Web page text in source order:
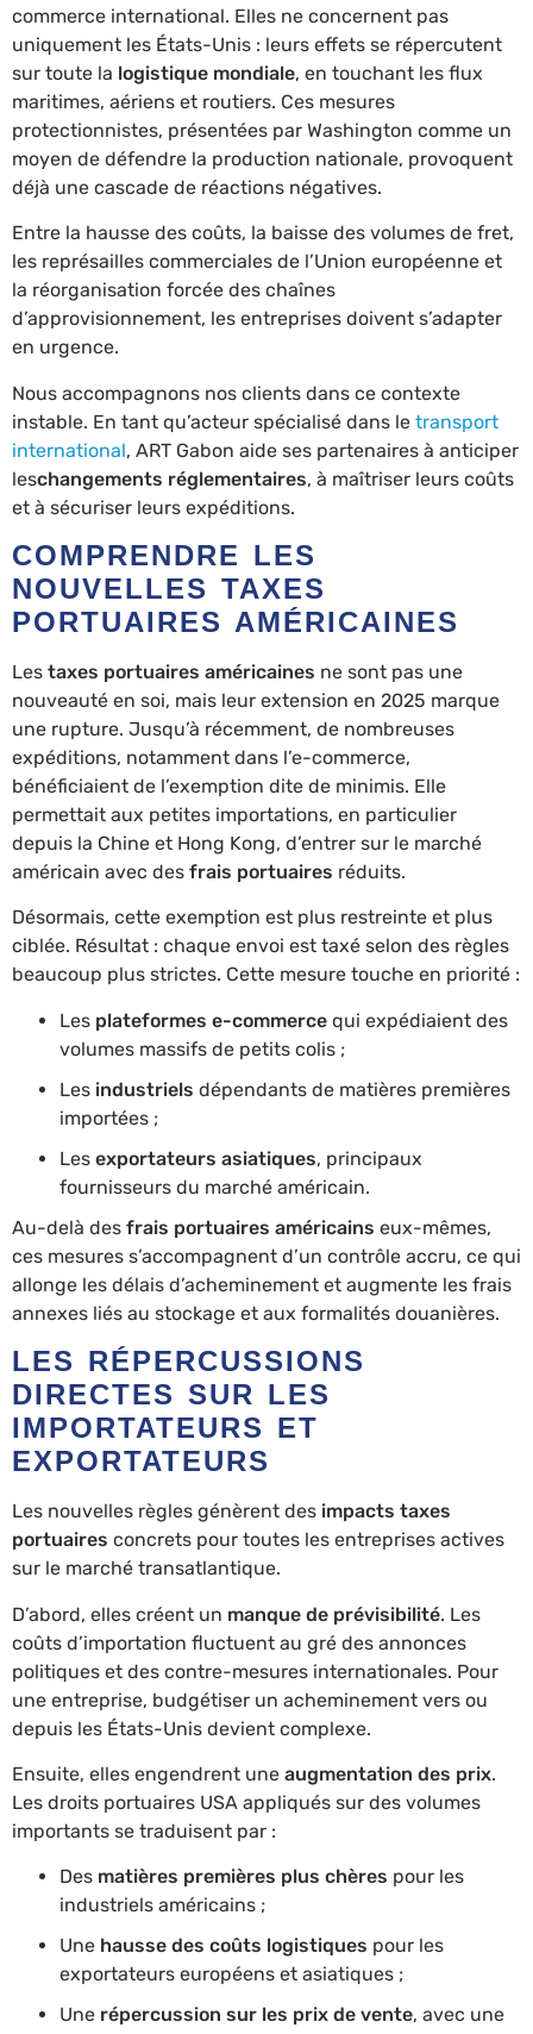
commerce international. Elles ne concernent pas
uniquement les États-Unis : leurs effets se répercutent
sur toute la logistique mondiale, en touchant les flux
maritimes, aériens et routiers. Ces mesures
protectionnistes, présentées par Washington comme un
moyen de défendre la production nationale, provoquent
déjà une cascade de réactions négatives.
Entre la hausse des coûts, la baisse des volumes de fret,
les représailles commerciales de l’Union européenne et
la réorganisation forcée des chaînes
d’approvisionnement, les entreprises doivent s’adapter
en urgence.
Nous accompagnons nos clients dans ce contexte
instable. En tant qu’acteur spécialisé dans le transport
international, ART Gabon aide ses partenaires à anticiper
leschangements réglementaires, à maîtriser leurs coûts
et à sécuriser leurs expéditions.
COMPRENDRE LES
NOUVELLES TAXES
PORTUAIRES AMÉRICAINES
Les taxes portuaires américaines ne sont pas une
nouveauté en soi, mais leur extension en 2025 marque
une rupture. Jusqu’à récemment, de nombreuses
expéditions, notamment dans l’e-commerce,
bénéficiaient de l’exemption dite de minimis. Elle
permettait aux petites importations, en particulier
depuis la Chine et Hong Kong, d’entrer sur le marché
américain avec des frais portuaires réduits.
Désormais, cette exemption est plus restreinte et plus
ciblée. Résultat : chaque envoi est taxé selon des règles
beaucoup plus strictes. Cette mesure touche en priorité :
Les plateformes e-commerce qui expédiaient des
volumes massifs de petits colis ;
Les industriels dépendants de matières premières
importées ;
Les exportateurs asiatiques, principaux
fournisseurs du marché américain.
Au-delà des frais portuaires américains eux-mêmes,
ces mesures s’accompagnent d’un contrôle accru, ce qui
allonge les délais d’acheminement et augmente les frais
annexes liés au stockage et aux formalités douanières.
LES RÉPERCUSSIONS
DIRECTES SUR LES
IMPORTATEURS ET
EXPORTATEURS
Les nouvelles règles génèrent des impacts taxes
portuaires concrets pour toutes les entreprises actives
sur le marché transatlantique.
D’abord, elles créent un manque de prévisibilité. Les
coûts d’importation fluctuent au gré des annonces
politiques et des contre-mesures internationales. Pour
une entreprise, budgétiser un acheminement vers ou
depuis les États-Unis devient complexe.
Ensuite, elles engendrent une augmentation des prix.
Les droits portuaires USA appliqués sur des volumes
importants se traduisent par :
Des matières premières plus chères pour les
industriels américains ;
Une hausse des coûts logistiques pour les
exportateurs européens et asiatiques ;
Une répercussion sur les prix de vente, avec une